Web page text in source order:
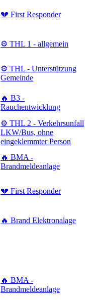
💔 First Responder
⚙️ THL 1 - allgemein
⚙️ THL - Unterstützung
Gemeinde
🔥 B3 -
Rauchentwicklung
⚙️ THL 2 - Verkehrsunfall
LKW/Bus, ohne
eingeklemmter Person
🔥 BMA -
Brandmeldeanlage
💔 First Responder
🔥 Brand Elektronalage
🔥 BMA -
Brandmeldeanlage